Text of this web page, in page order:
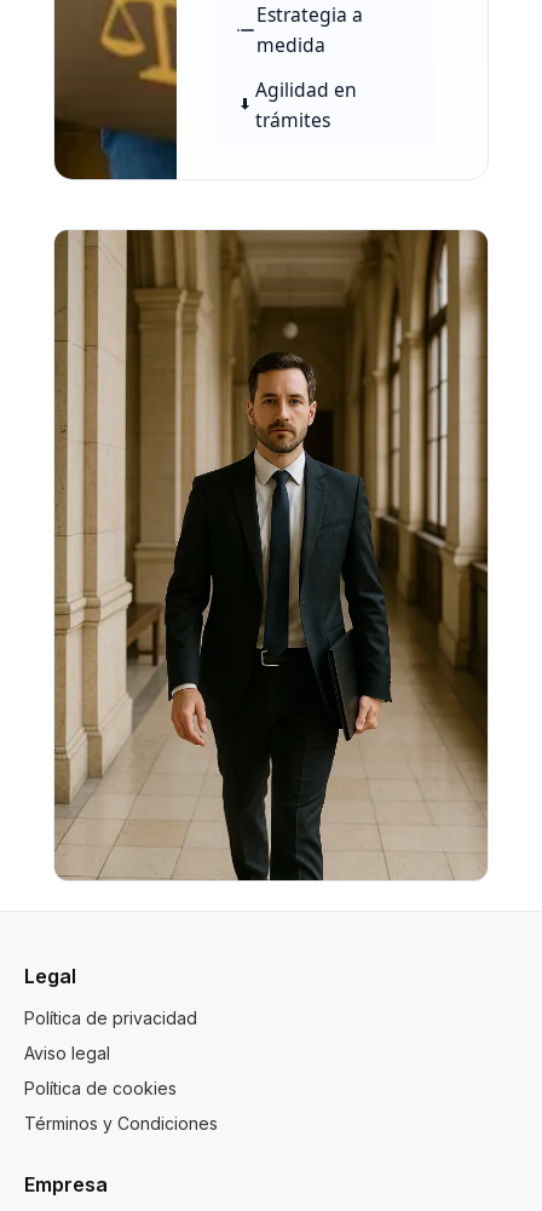
Estrategia a
medida
Agilidad en
trámites
Legal
Política de privacidad
Aviso legal
Política de cookies
Términos y Condiciones
Empresa